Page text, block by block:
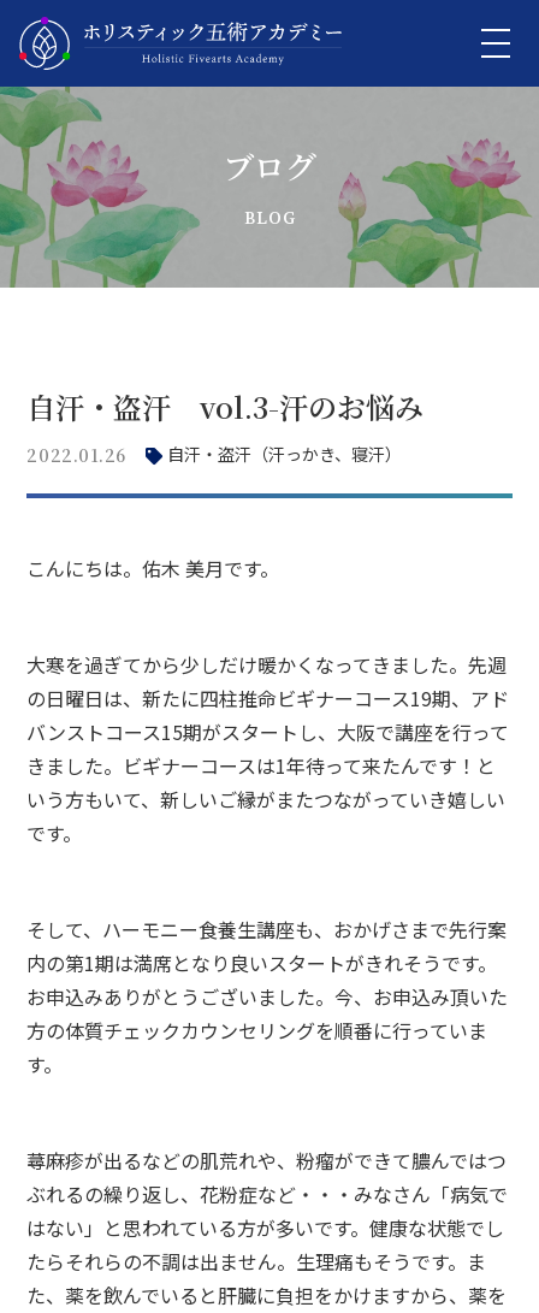
ブログ
自汗・盗汗 vol.3-汗のお悩み
2022.01.26 自汗・盗汗（汗っかき、寝汗）
こんにちは。佑木 美月です。
大寒を過ぎてから少しだけ暖かくなってきました。先週
の日曜日は、新たに四柱推命ビギナーコース19期、アド
バンストコース15期がスタートし、大阪で講座を行って
きました。ビギナーコースは1年待って来たんです！と
いう方もいて、新しいご縁がまたつながっていき嬉しい
です。
そして、ハーモニー食養生講座も、おかげさまで先行案
内の第1期は満席となり良いスタートがきれそうです。
お申込みありがとうございました。今、お申込み頂いた
方の体質チェックカウンセリングを順番に行っていま
す。
蕁麻疹が出るなどの肌荒れや、粉瘤ができて膿んではつ
ぶれるの繰り返し、花粉症など・・・みなさん「病気で
はない」と思われている方が多いです。健康な状態でし
たらそれらの不調は出ません。生理痛もそうです。ま
た、薬を飲んでいると肝臓に負担をかけますから、薬を